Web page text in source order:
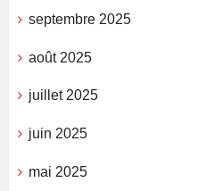
septembre 2025
août 2025
juillet 2025
juin 2025
mai 2025